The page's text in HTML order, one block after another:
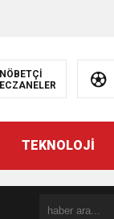
NÖBETÇİ
ECZANELER
TEKNOLOJİ